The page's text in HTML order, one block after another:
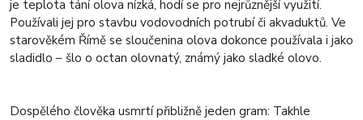
je teplota tání olova nízká, hodí se pro nejrůznější využití.
Používali jej pro stavbu vodovodních potrubí či akvaduktů. Ve
starověkém Římě se sloučenina olova dokonce používala i jako
sladidlo – šlo o octan olovnatý, známý jako sladké olovo.
Dospělého člověka usmrtí přibližně jeden gram: Takhle